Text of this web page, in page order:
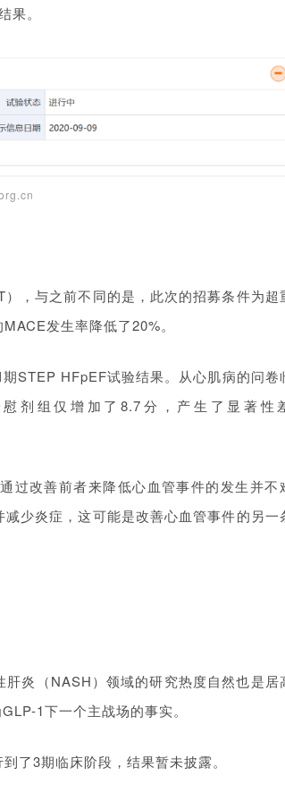
果。
，与之前不同的是，此次的招募条件为超
发生率降低了20%。
STEP HFpEF试验结果。从心肌病的问卷
剂组仅增加了8.7分，产生了显著性
过改善前者来降低心血管事件的发生并不
少炎症，这可能是改善心血管事件的另一
炎（NASH）领域的研究热度自然也是居
1下一个主战场的事实。
了3期临床阶段，结果暂未披露。